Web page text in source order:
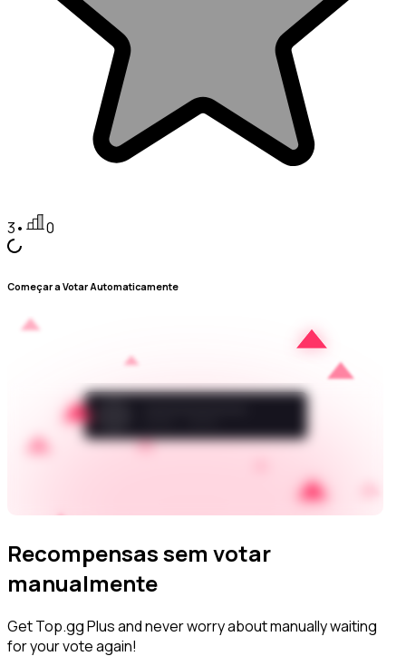
3• 0
Começar a Votar Automaticamente
Recompensas sem votar
manualmente
Get Top.gg Plus and never worry about manually waiting
for your vote again!